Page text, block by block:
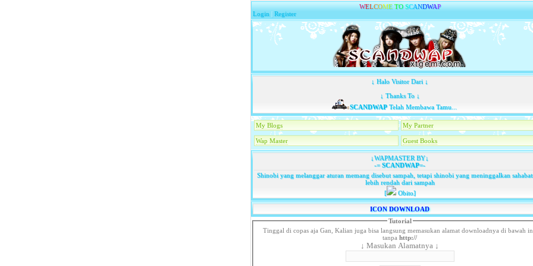
WELCOME TO SCANDWAP
Login |Register
↓ Halo Visitor Dari ↓
↓ Thanks To ↓
SCANDWAPTelah Membawa Tamu...
My Blogs My Partner
Wap Master Guest Books
↓WAPMASTER BY↓
-=SCANDWAP=-
Shinobi yang melanggar aturan memang disebut sampah, tetapi shinobi yang meninggalkan
lebih rendah dari sampah
[
Obito]
ICON DOWNLOAD
Tutorial
Tinggal di copas aja Gan, Kalian juga bisa langsung memasukan alamat downloadnya di bawah
tanpa http://
↓ Masukan Alamatnya ↓